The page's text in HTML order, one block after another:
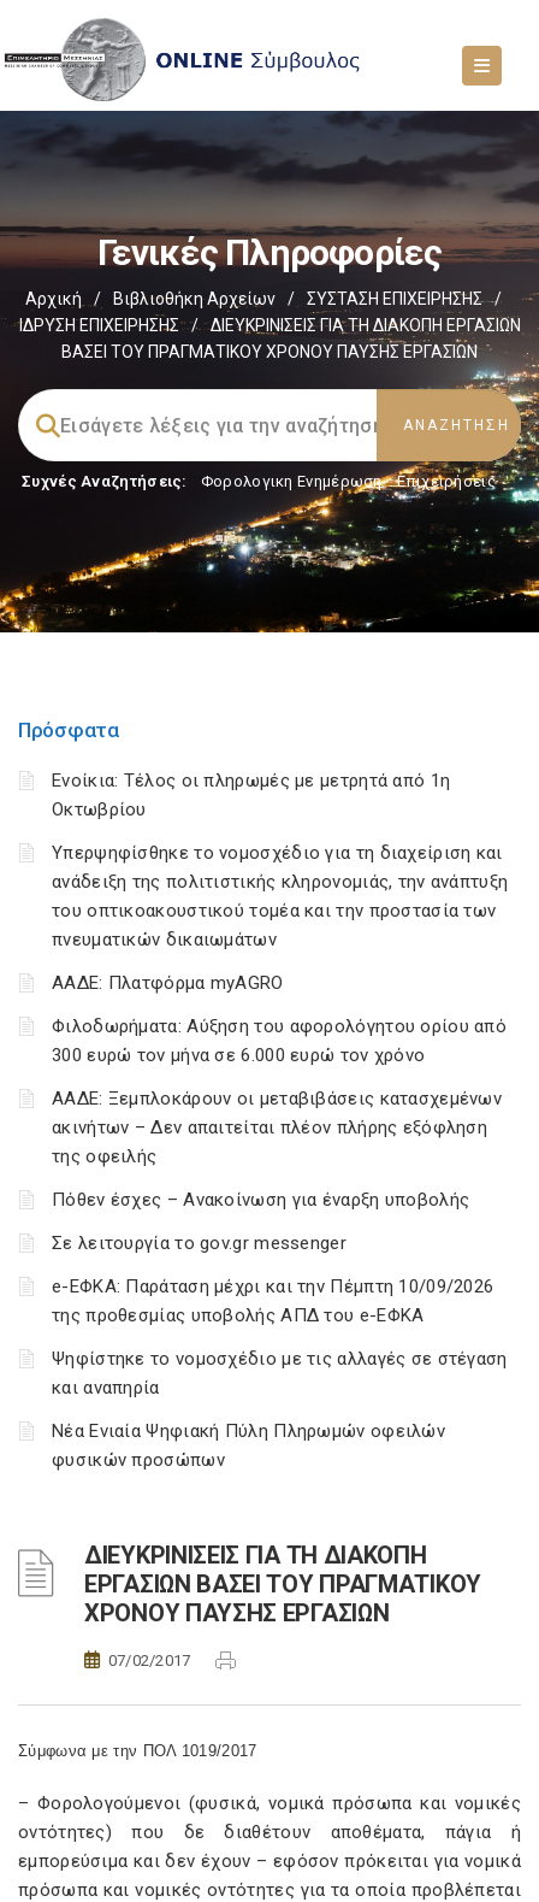
Γενικές Πληροφορίες
Αρχική / Βιβλιοθήκη Αρχείων / ΣΥΣΤΑΣΗ ΕΠΙΧΕΙΡΗΣΗΣ
/
ΙΔΡΥΣΗ ΕΠΙΧΕΙΡΗΣΗΣ
/
ΔΙΕΥΚΡΙΝΙΣΕΙΣ ΓΙΑ ΤΗ ΔΙΑΚΟΠΗ ΕΡΓΑΣΙΩΝ
ΒΑΣΕΙ ΤΟΥ ΠΡΑΓΜΑΤΙΚΟΥ ΧΡΟΝΟΥ ΠΑΥΣΗΣ ΕΡΓΑΣΙΩΝ
Συχνές Αναζητήσεις: Φορολογικη Ενημέρωση, Επιχειρήσεις
Πρόσφατα
Ενοίκια: Τέλος οι πληρωμές με μετρητά από 1η
Οκτωβρίου
Υπερψηφίσθηκε το νομοσχέδιο για τη διαχείριση και
ανάδειξη της πολιτιστικής κληρονομιάς, την ανάπτυξη
του οπτικοακουστικού τομέα και την προστασία των
πνευματικών δικαιωμάτων
ΑΑΔΕ: Πλατφόρμα myAGRO
Φιλοδωρήματα: Αύξηση του αφορολόγητου ορίου από
300 ευρώ τον μήνα σε 6.000 ευρώ τον χρόνο
ΑΑΔΕ: Ξεμπλοκάρουν οι μεταβιβάσεις κατασχεμένων
ακινήτων – Δεν απαιτείται πλέον πλήρης εξόφληση
της οφειλής
Πόθεν έσχες – Ανακοίνωση για έναρξη υποβολής
Σε λειτουργία το gov.gr messenger
e-ΕΦΚΑ: Παράταση μέχρι και την Πέμπτη 10/09/2026
της προθεσμίας υποβολής ΑΠΔ του e-ΕΦΚΑ
Ψηφίστηκε το νομοσχέδιο με τις αλλαγές σε στέγαση
και αναπηρία
Νέα Ενιαία Ψηφιακή Πύλη Πληρωμών οφειλών
φυσικών προσώπων
ΔΙΕΥΚΡΙΝΙΣΕΙΣ ΓΙΑ ΤΗ ΔΙΑΚΟΠΗ
ΕΡΓΑΣΙΩΝ ΒΑΣΕΙ ΤΟΥ ΠΡΑΓΜΑΤΙΚΟΥ
ΧΡΟΝΟΥ ΠΑΥΣΗΣ ΕΡΓΑΣΙΩΝ
07/02/2017
Σύμφωνα με την ΠΟΛ 1019/2017
– Φορολογούμενοι (φυσικά, νομικά πρόσωπα και νομικές
οντότητες) που δε διαθέτουν αποθέματα, πάγια ή
εμπορεύσιμα και δεν έχουν – εφόσον πρόκειται για νομικά
πρόσωπα και νομικές οντότητες για τα οποία προβλέπεται